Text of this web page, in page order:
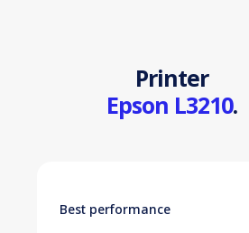
Printer
Epson L3210.
Best performance